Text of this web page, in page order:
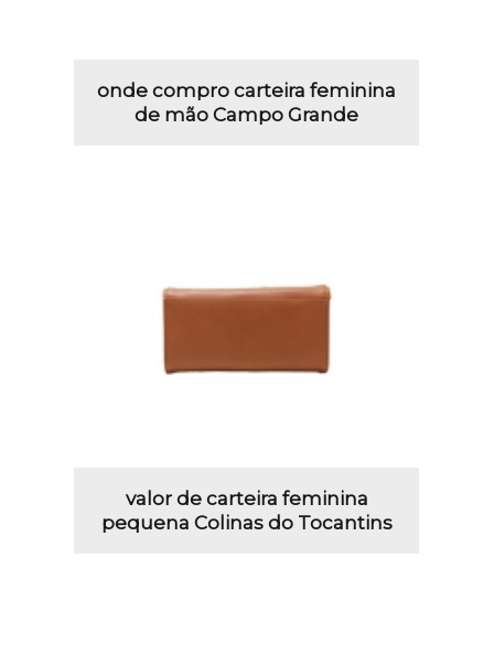
onde compro carteira feminina
de mão Campo Grande
valor de carteira feminina
pequena Colinas do Tocantins